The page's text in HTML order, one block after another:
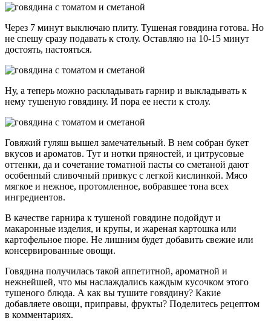
Через 7 минут выключаю плиту. Тушеная говядина готова. Но
не спешу сразу подавать к столу. Оставляю на 10-15 минут
достоять, настояться.
Ну, а теперь можно раскладывать гарнир и выкладывать к
нему тушеную говядину. И пора ее нести к столу.
Говяжий гуляш вышел замечательный. В нем собран букет
вкусов и ароматов. Тут и нотки пряностей, и цитрусовые
оттенки, да и сочетание томатной пасты со сметаной дают
особенный сливочный привкус с легкой кислинкой. Мясо
мягкое и нежное, протомленное, вобравшее тона всех
ингредиентов.
В качестве гарнира к тушеной говядине подойдут и
макаронные изделия, и крупы, и жареная картошка или
картофельное пюре. Не лишним будет добавить свежие или
консервированные овощи.
Говядина получилась такой аппетитной, ароматной и
нежнейшей, что мы наслаждались каждым кусочком этого
тушеного блюда. А как вы тушите говядину? Какие
добавляете овощи, приправы, фрукты? Поделитесь рецептом
в комментариях.